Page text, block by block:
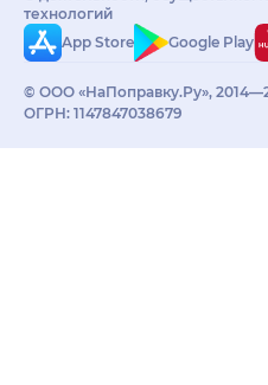
технологий
App Store
Google Play
© ООО «НаПоправку.Ру»,
ОГРН: 1147847038679